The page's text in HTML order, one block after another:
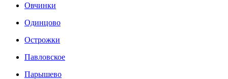
Овчинки
Одинцово
Острожки
Павловское
Парышево